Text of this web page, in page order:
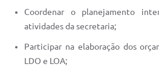
Coordenar o planejamento
atividades da secretaria;
Participar na elaboração dos
LDO e LOA;